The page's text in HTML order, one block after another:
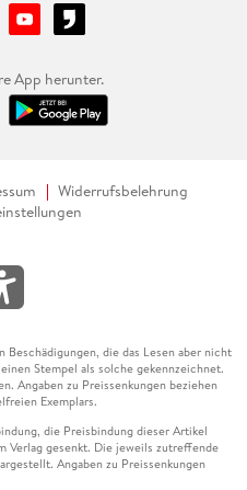
App herunter.
Widerrufsbelehrung
die das Lesen aber nicht
Stempel als solche gekennzeichnet.
Angaben zu Preissenkungen beziehen
Exemplars.
die Preisbindung dieser Artikel
Verlag gesenkt. Die jeweils zutreffende
Angaben zu Preissenkungen